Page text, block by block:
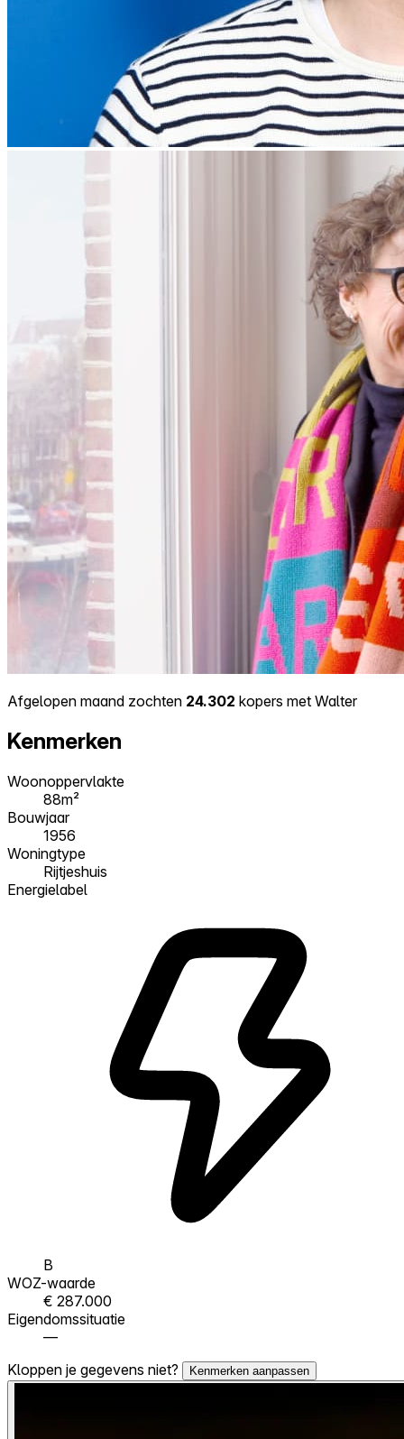
Afgelopen maand zochten 24.302 kopers met Walter
Kenmerken
Woonoppervlakte
88m²
Bouwjaar
1956
Woningtype
Rijtjeshuis
Energielabel
B
WOZ-waarde
€ 287.000
Eigendomssituatie
—
Kloppen je gegevens niet?
Kenmerken aanpassen